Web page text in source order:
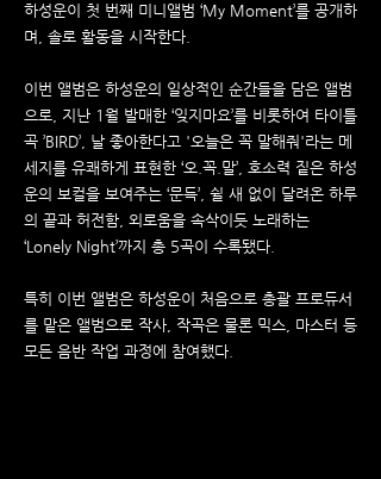
하성운이 첫 번째 미니앨범 ‘My Moment’를 공개하
며, 솔로 활동을 시작한다.
이번 앨범은 하성운의 일상적인 순간들을 담은 앨범
으로, 지난 1월 발매한 ‘잊지마요’를 비롯하여 타이틀
곡 ’BIRD’, 날 좋아한다고 '오늘은 꼭 말해줘'라는 메
세지를 유쾌하게 표현한 ‘오.꼭.말’, 호소력 짙은 하성
운의 보컬을 보여주는 ‘문득’, 쉴 새 없이 달려온 하루
의 끝과 허전함, 외로움을 속삭이듯 노래하는
‘Lonely Night’까지 총 5곡이 수록됐다.
특히 이번 앨범은 하성운이 처음으로 총괄 프로듀서
를 맡은 앨범으로 작사, 작곡은 물론 믹스, 마스터 등
모든 음반 작업 과정에 참여했다.